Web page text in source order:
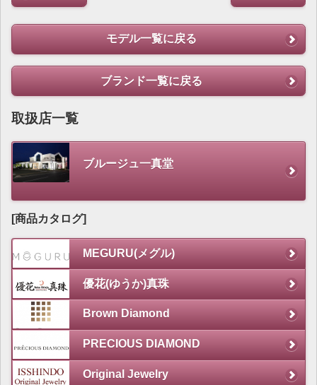
モデル一覧に戻る
ブランド一覧に戻る
取扱店一覧
ブルージュ一真堂
[商品カタログ]
MEGURU(メグル)
優花(ゆうか)真珠
Brown Diamond
PRECIOUS DIAMOND
Original Jewelry